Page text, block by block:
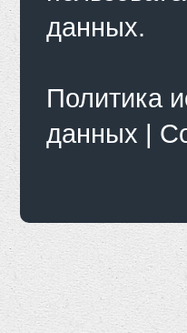
данных.
Политика
данных |